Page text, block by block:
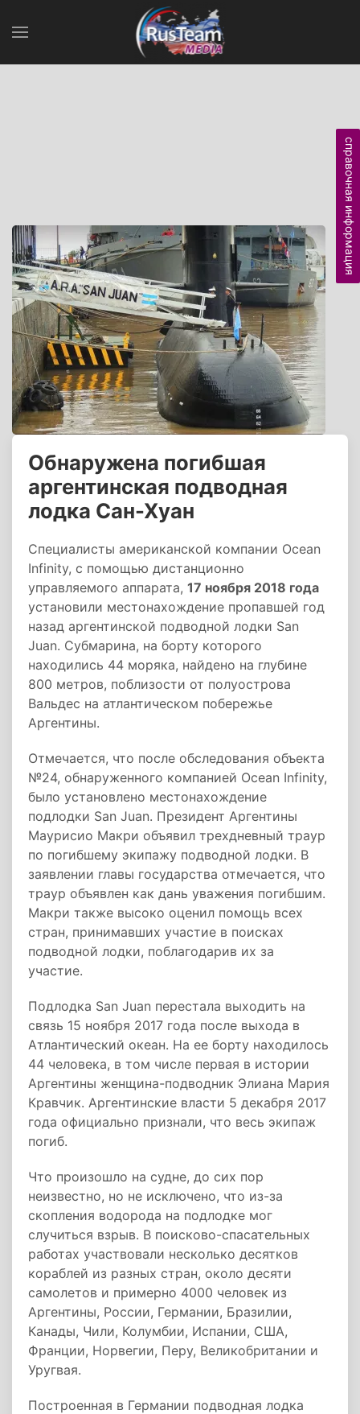
Обнаружена погибшая
аргентинская подводная
лодка Сан-Хуан
Специалисты американской компании Ocean
Infinity, с помощью дистанционно
управляемого аппарата, 17 ноября 2018 года
установили местонахождение пропавшей год
назад аргентинской подводной лодки San
Juan. Субмарина, на борту которого
находились 44 моряка, найдено на глубине
800 метров, поблизости от полуострова
Вальдес на атлантическом побережье
Аргентины.
Отмечается, что после обследования объекта
№24, обнаруженного компанией Ocean Infinity,
было установлено местонахождение
подлодки San Juan. Президент Аргентины
Маурисио Макри объявил трехдневный траур
по погибшему экипажу подводной лодки. В
заявлении главы государства отмечается, что
траур объявлен как дань уважения погибшим.
Макри также высоко оценил помощь всех
стран, принимавших участие в поисках
подводной лодки, поблагодарив их за
участие.
Подлодка San Juan перестала выходить на
связь 15 ноября 2017 года после выхода в
Атлантический океан. На ее борту находилось
44 человека, в том числе первая в истории
Аргентины женщина-подводник Элиана Мария
Кравчик. Аргентинские власти 5 декабря 2017
года официально признали, что весь экипаж
погиб.
Что произошло на судне, до сих пор
неизвестно, но не исключено, что из-за
скопления водорода на подлодке мог
случиться взрыв. В поисково-спасательных
работах участвовали несколько десятков
кораблей из разных стран, около десяти
самолетов и примерно 4000 человек из
Аргентины, России, Германии, Бразилии,
Канады, Чили, Колумбии, Испании, США,
Франции, Норвегии, Перу, Великобритании и
Уругвая.
Построенная в Германии подводная лодка
справочная информация